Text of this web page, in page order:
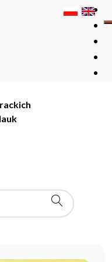
Nauk